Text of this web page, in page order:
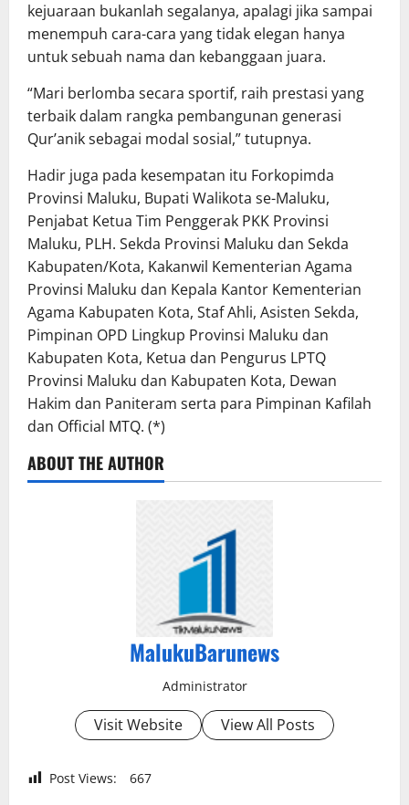
kejuaraan bukanlah segalanya, apalagi jika sampai
menempuh cara-cara yang tidak elegan hanya
untuk sebuah nama dan kebanggaan juara.
“Mari berlomba secara sportif, raih prestasi yang
terbaik dalam rangka pembangunan generasi
Qur’anik sebagai modal sosial,” tutupnya.
Hadir juga pada kesempatan itu Forkopimda
Provinsi Maluku, Bupati Walikota se-Maluku,
Penjabat Ketua Tim Penggerak PKK Provinsi
Maluku, PLH. Sekda Provinsi Maluku dan Sekda
Kabupaten/Kota, Kakanwil Kementerian Agama
Provinsi Maluku dan Kepala Kantor Kementerian
Agama Kabupaten Kota, Staf Ahli, Asisten Sekda,
Pimpinan OPD Lingkup Provinsi Maluku dan
Kabupaten Kota, Ketua dan Pengurus LPTQ
Provinsi Maluku dan Kabupaten Kota, Dewan
Hakim dan Paniteram serta para Pimpinan Kafilah
dan Official MTQ. (*)
ABOUT THE AUTHOR
MalukuBarunews
Administrator
Visit Website View All Posts
Post Views: 667